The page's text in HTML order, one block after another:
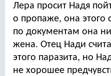
Лера просит Надя
о пропаже, она этого
по документам она
жена. Отец Нади
этого паразита, но
не хорошее